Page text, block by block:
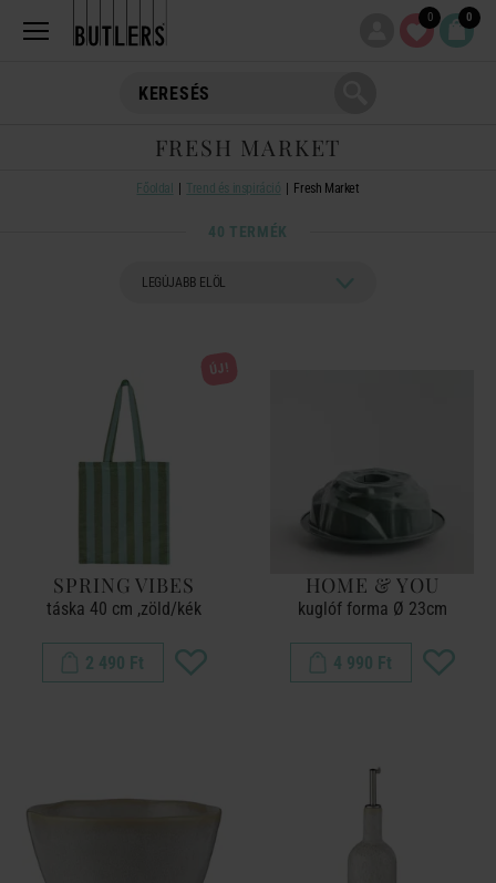
0 0
FRESH MARKET
Főoldal Trend és inspiráció Fresh Market
40 TERMÉK
ÚJ!
SPRING VIBES
táska 40 cm ,zöld/kék
2 490 Ft
HOME & YOU
kuglóf forma Ø 23cm
4 990 Ft